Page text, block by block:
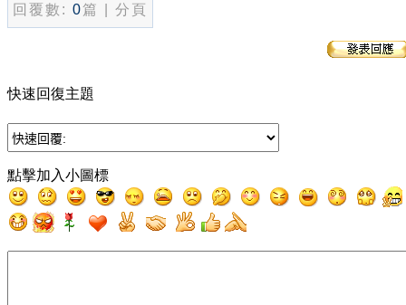
回覆數: 0篇 | 分頁
快速回復主題
點擊加入小圖標